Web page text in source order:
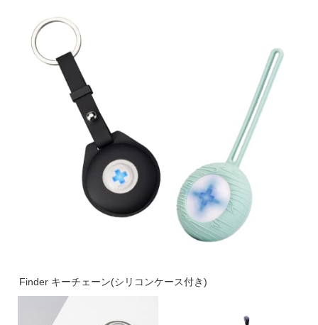
Finder キーチェーン(シリコンケース付き)